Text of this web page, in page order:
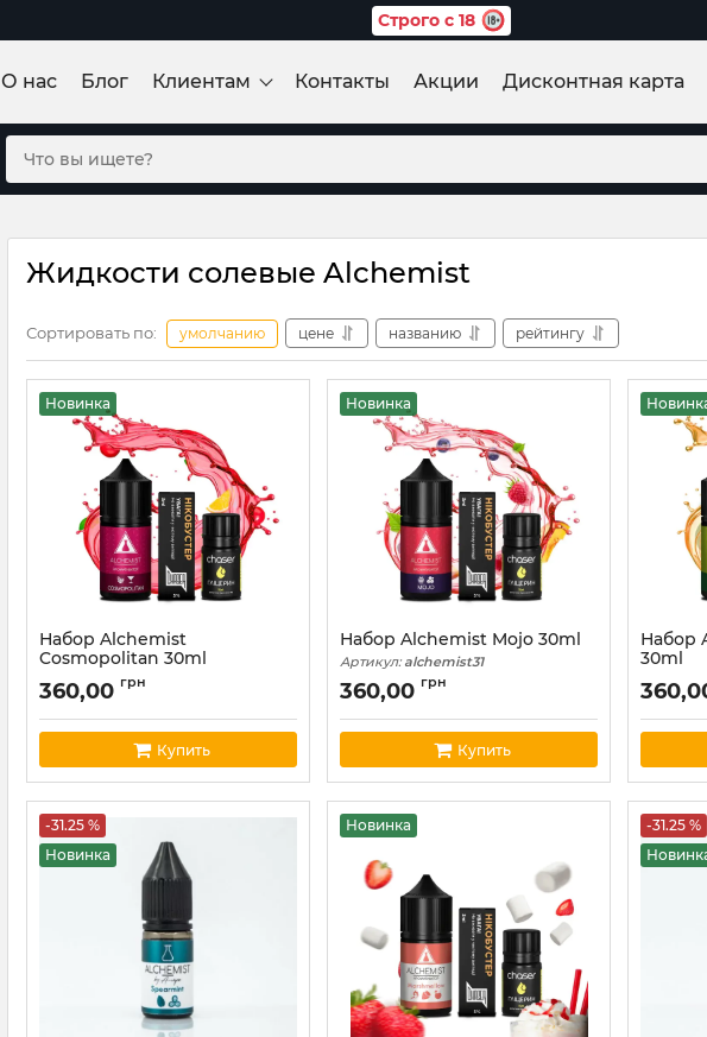
Строго с 18
О нас Блог Клиентам Контакты Акции Дисконтная карта
Жидкости солевые Alchemist
Сортировать по: умолчанию цене названию рейтингу
Новинка
Набор Alchemist
Cosmopolitan 30ml
Артикул:alchemist34
360,00 грн
Купить
Новинка
Набор Alchemist Mojo 30ml
Артикул:alchemist31
360,00 грн
Купить
Набор
30ml
Артикул:
-31.25 %
Новинка
Новинка
-31.25 %